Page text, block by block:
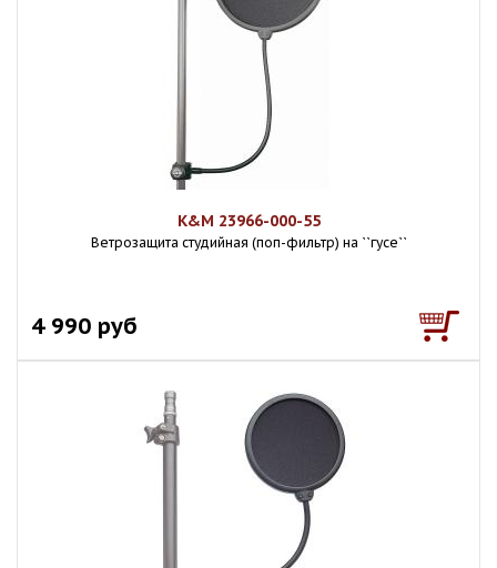
K&M 23966-000-55
Ветрозащита студийная (поп-фильтр) на ``гусе``
4 990 руб